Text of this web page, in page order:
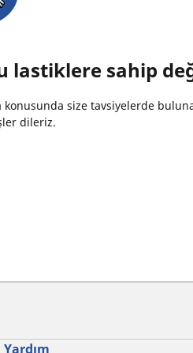
lastiklere sahip
size tavsiyelerde
dileriz.
Yardım